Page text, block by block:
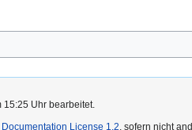
15:25 Uhr bearbeitet.
License 1.2, sofern nicht